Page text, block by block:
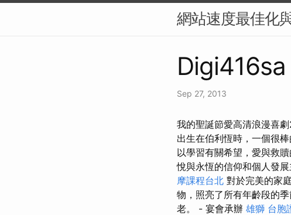
網站速度最佳化
Sep 27, 2013
我的聖誕節愛高清浪漫喜
出生在伯利恆時，一個很
以學習有關希望，愛與救贖
悅與永恆的信仰和個人發
摩課程台北 對於完美的家
物，照亮了所有年齡段的
老。 - 宴會承辦 雄獅 台胞